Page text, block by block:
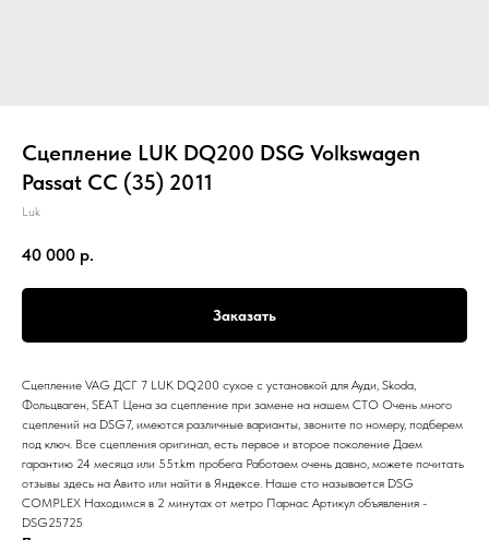
Сцепление LUK DQ200 DSG Volkswagen
Passat CC (35) 2011
Luk
40 000 р.
Заказать
Сцепление VAG ДСГ 7 LUK DQ200 сухое с установкой для Ауди, Skoda,
Фольцваген, SEAT Цена за сцепление при замене на нашем СТО Очень много
сцеплений на DSG7, имеются различные варианты, звоните по номеру, подберем
под ключ. Все сцепления оригинал, есть первое и второе поколение Даем
гарантию 24 месяца или 55т.km пробега Работаем очень давно, можете почитать
отзывы здесь на Авито или найти в Яндексе. Наше сто называется DSG
COMPLEX Находимся в 2 минутах от метро Парнас Артикул объявления -
DSG25725